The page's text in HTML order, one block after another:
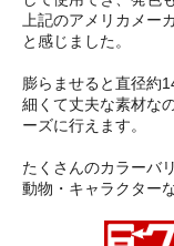
上記のアメリカメー
と感じました。
膨らませると直径約
細くて丈夫な素材な
ーズに行えます。
たくさんのカラーバ
動物・キャラクター